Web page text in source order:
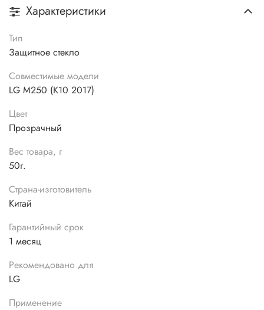
Характеристики
Тип
Защитное стекло
Совместимые модели
LG M250 (K10 2017)
Цвет
Прозрачный
Вес товара, г
50г.
Страна-изготовитель
Китай
Гарантийный срок
1 месяц
Рекомендовано для
LG
Применение